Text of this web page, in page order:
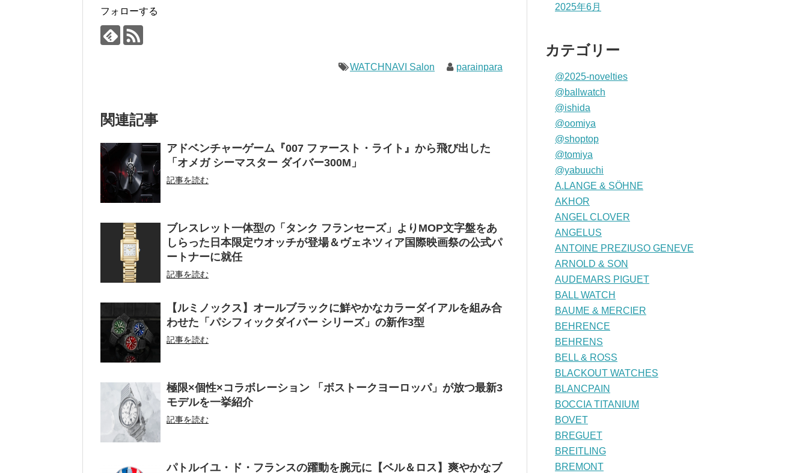
フォローする
WATCHNAVI Salon parainpara
関連記事
アドベンチャーゲーム『007 ファースト・ライト』から飛び出した
「オメガ シーマスター ダイバー300M」
記事を読む
ブレスレット一体型の「タンク フランセーズ」よりMOP文字盤をあ
しらった日本限定ウオッチが登場＆ヴェネツィア国際映画祭の公式パ
ートナーに就任
記事を読む
【ルミノックス】オールブラックに鮮やかなカラーダイアルを組み合
わせた「パシフィックダイバー シリーズ」の新作3型
記事を読む
極限×個性×コラボレーション 「ボストークヨーロッパ」が放つ最新3
モデルを一挙紹介
記事を読む
パトルイユ・ド・フランスの躍動を腕元に【ベル＆ロス】爽やかなブ
2025年6月
カテゴリー
@2025-novelties
@ballwatch
@ishida
@oomiya
@shoptop
@tomiya
@yabuuchi
A.LANGE & SÖHNE
AKHOR
ANGEL CLOVER
ANGELUS
ANTOINE PREZIUSO GENEVE
ARNOLD & SON
AUDEMARS PIGUET
BALL WATCH
BAUME & MERCIER
BEHRENCE
BEHRENS
BELL & ROSS
BLACKOUT WATCHES
BLANCPAIN
BOCCIA TITANIUM
BOVET
BREGUET
BREITLING
BREMONT